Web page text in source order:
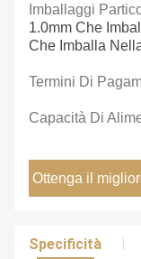
Imballaggi
1.0mm Che
Che Imballa
Termini Di
Capacità Di
Ottenga il
Specificità